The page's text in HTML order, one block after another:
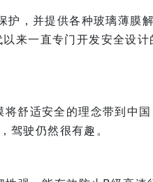
，并提供各种玻璃薄膜
来一直专门开发安全设计
舒适安全的理念带到中
驾驶仍然很有趣。